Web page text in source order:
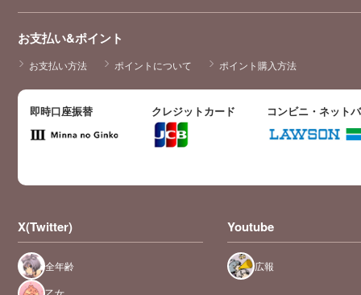
お支払い&ポイント
お支払い方法 ポイントについて ポイント購入方法
即時口座振替 クレジットカード コンビニ・ネット
X(Twitter)
全年齢
Youtube
広報